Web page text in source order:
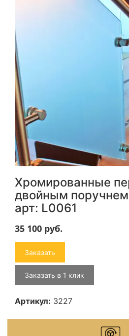
Хромированные
двойным
арт: L0061
35 100 руб.
Заказать
Заказать в 1 клик
Артикул: 3227